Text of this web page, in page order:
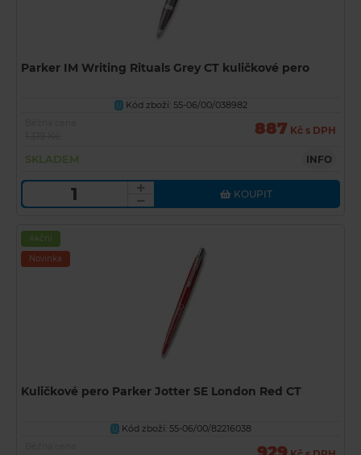
Parker IM Writing Rituals Grey CT kuličkové pero
U Kód zboží: 55-06/00/038982
887 Kč s DPH
SKLADEM INFO
KOUPIT
Akční
Novinka
Kuličkové pero Parker Jotter SE London Red CT
U Kód zboží: 55-06/00/82216038